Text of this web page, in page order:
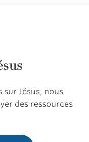
sur Jésus, nous
des ressources